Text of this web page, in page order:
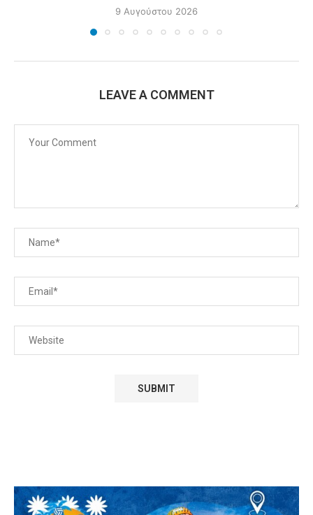
9 Αυγούστου 2026
LEAVE A COMMENT